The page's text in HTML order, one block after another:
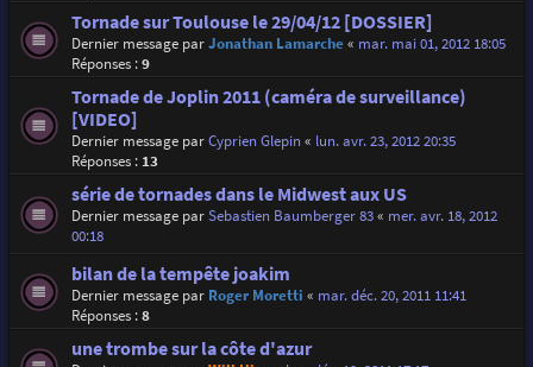
Tornade sur Toulouse le 29/04/12 [DOSSIER]
Dernier message parJonathan Lamarche« mar. mai 01, 2012 18:05
Réponses :9
Tornade de Joplin 2011 (caméra de surveillance)
[VIDEO]
Dernier message parCyprien Glepin« lun. avr. 23, 2012 20:35
Réponses : 13
série de tornades dans le Midwest aux US
Dernier message parSebastien Baumberger 83« mer. avr. 18, 2012
00:18
bilan de la tempête joakim
Dernier message par Roger Moretti « mar. déc. 20, 2011 11:41
Réponses :8
une trombe sur la côte d'azur